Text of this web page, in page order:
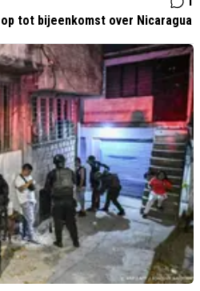
tot bijeenkomst over Nicaragua